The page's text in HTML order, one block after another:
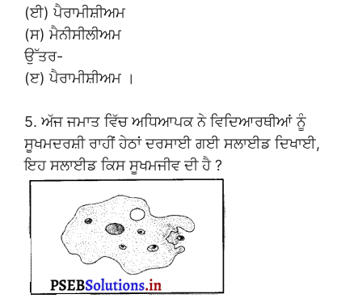
(ਈ) ਪੈਰਾਮੀਸ਼ੀਅਮ
(ਸ) ਮੈਨੀਸੀਲੀਅਮ
ਉੱਤਰ-
(ੲ) ਪੈਰਾਮੀਸ਼ੀਅਮ ।
5. ਅੱਜ ਜਮਾਤ ਵਿੱਚ ਅਧਿਆਪਕ ਨੇ ਵਿਦਿਆਰਥੀਆਂ ਨੂੰ
ਸੂਖਮਦਰਸ਼ੀ ਰਾਹੀਂ ਹੇਠਾਂ ਦਰਸਾਈ ਗਈ ਸਲਾਈਡ ਦਿਖਾਈ,
ਇਹ ਸਲਾਈਡ ਕਿਸ ਸੂਖਮਜੀਵ ਦੀ ਹੈ ?